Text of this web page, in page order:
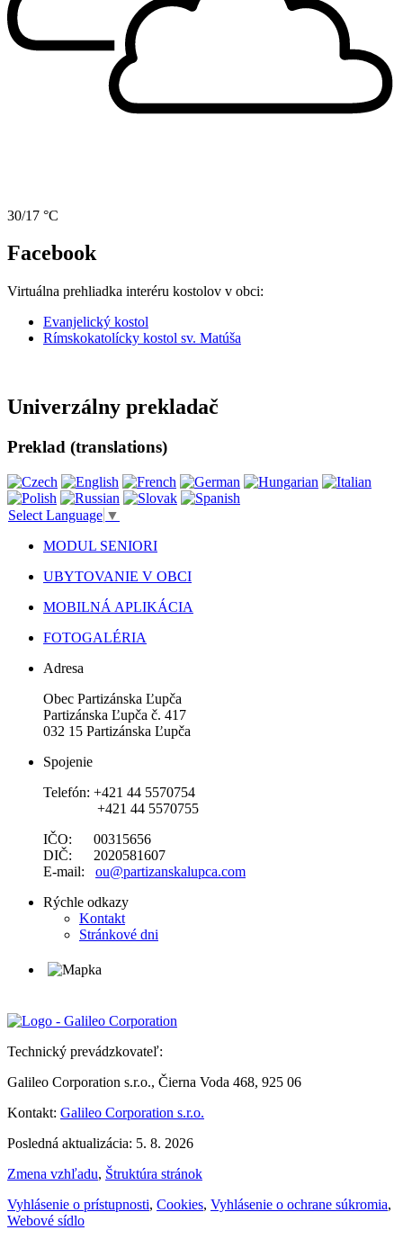
30/17 °C
Facebook
Virtuálna prehliadka interéru kostolov v obci:
Evanjelický kostol
Rímskokatolícky kostol sv. Matúša
Univerzálny prekladač
Preklad (translations)
Select Language ▼
MODUL SENIORI
UBYTOVANIE V OBCI
MOBILNÁ APLIKÁCIA
FOTOGALÉRIA
Adresa
Obec Partizánska Ľupča
Partizánska Ľupča č. 417
032 15 Partizánska Ľupča
Spojenie
Telefón: +421 44 5570754
+421 44 5570755
IČO: 00315656
DIČ: 2020581607
E-mail: ou@partizanskalupca.com
Rýchle odkazy
Kontakt
Stránkové dni
Technický prevádzkovateľ:
Galileo Corporation s.r.o., Čierna Voda 468, 925 06
Kontakt: Galileo Corporation s.r.o.
Posledná aktualizácia: 5. 8. 2026
Zmena vzhľadu, Štruktúra stránok
Vyhlásenie o prístupnosti, Cookies, Vyhlásenie o ochrane súkromia,
Webové sídlo